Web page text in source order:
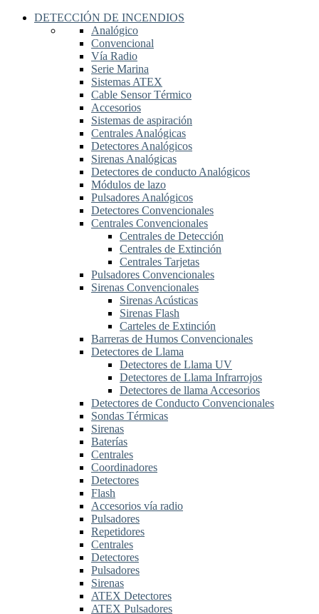
DETECCIÓN DE INCENDIOS
Analógico
Convencional
Vía Radio
Serie Marina
Sistemas ATEX
Cable Sensor Térmico
Accesorios
Sistemas de aspiración
Centrales Analógicas
Detectores Analógicos
Sirenas Analógicas
Detectores de conducto Analógicos
Módulos de lazo
Pulsadores Analógicos
Detectores Convencionales
Centrales Convencionales
Centrales de Detección
Centrales de Extinción
Centrales Tarjetas
Pulsadores Convencionales
Sirenas Convencionales
Sirenas Acústicas
Sirenas Flash
Carteles de Extinción
Barreras de Humos Convencionales
Detectores de Llama
Detectores de Llama UV
Detectores de Llama Infrarrojos
Detectores de llama Accesorios
Detectores de Conducto Convencionales
Sondas Térmicas
Sirenas
Baterías
Centrales
Coordinadores
Detectores
Flash
Accesorios vía radio
Pulsadores
Repetidores
Centrales
Detectores
Pulsadores
Sirenas
ATEX Detectores
ATEX Pulsadores